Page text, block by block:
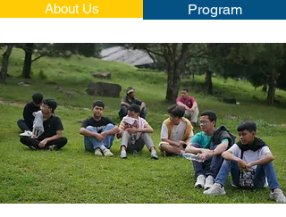
About Us Program